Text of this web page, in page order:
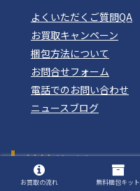
よくいただくご質問QA
お買取キャンペーン
梱包方法について
お問合せフォーム
電話でのお問い合わせ
ニュースブログ
姉妹サイト
おもちゃ買取ドットJP
お買取の流れ 無料梱包キット